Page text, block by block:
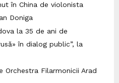
în China de violonista
Doniga
la 35 de ani de
în dialog public”, la
Orchestra Filarmonicii Arad